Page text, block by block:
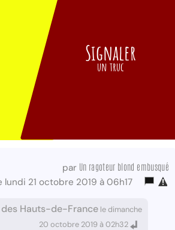
Signaler
un truc
par Un ragoteur blond embusqué
lundi 21 octobre 2019 à 06h17
des Hauts-de-France le dimanche
20 octobre 2019 à 02h32